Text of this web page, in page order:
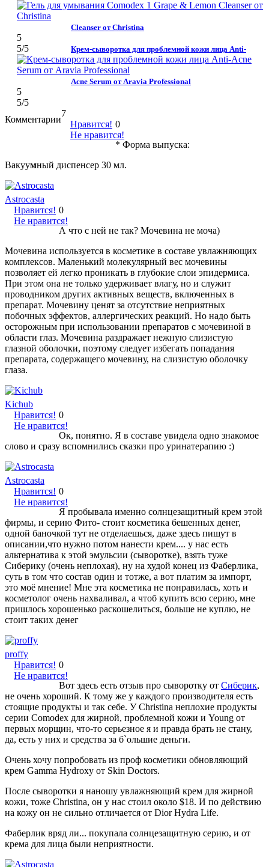
Cleanser от Christina
5
5/5 Крем-сыворотка для проблемной кожи лица Anti-
Acne Serum от Aravia Professional
5
5/5
Комментарии
7
Нравится!
Не нравится!
0
* Форма выпуска:
Вакуумный диспенсер 30 мл.
Astrocasta
Нравится!
Не нравится!
0
А что с ней не так? Мочевина не моча)
Мочевина используется в косметике в составе увлажняющих
комплексов. Маленький молекулярный вес мочевины
позволяет ей легко проникать в глубокие слои эпидермиса.
При этом она не только удерживает влагу, но и служит
проводником других активных веществ, включенных в
препарат. Мочевину ценят за отсутствие неприятных
побочных эффектов, аллергических реакций. Но надо быть
осторожным при использовании препаратов с мочевиной в
области глаз. Мочевина раздражает нежную слизистую
глазной оболочки, поэтому следует избегать попадания
препарата, содержащего мочевину, на слизистую оболочку
глаза.
Kichub
Нравится!
Не нравится!
0
Ок, понятно. Я в составе увидела одно знакомое
слово и сразу вспомнились сказки про уринатерапию :)
Astrocasta
Нравится!
Не нравится!
0
Я пробывала именно солнцезащитный крем этой
фирмы, и серию Фито- стоит косметика бешенных денег,
одной баночкой тут не отделаешься, даже здесь пишут в
описании,что нужно потом нанести крем.... у нас есть
альтернатива к этой эмульсии (сыворотке), взять туже
Сиберику (очень неплохая), ну на худой конец из Фаберлика,
суть в том что состав один и тотже, а вот платим за импорт,
это моё мнение! Мне эта косметика не понравилась, хоть и
косметолог очень нахваливал, а чтоб купить всю серию, мне
пришлось хорошенько раскошелиться, больше не куплю, не
стоит таких денег
proffy
Нравится!
Не нравится!
0
Вот здесь есть отзыв про сыворотку от Сиберик,
не очень хороший. К тому же у каждого производителя есть
стоящие продукты и так себе. У Christina неплохие продукты
серии Comodex для жирной, проблемной кожи и Young от
первых морщин, что-то серьезное я и правда брать не стану,
да, есть у них и средства за б`ольшие деньги.
Очень хочу попробовать из проф косметики обновляющий
крем Gamma Hydroxy от Skin Doctors.
После сыворотки я наношу увлажняющий крем для жирной
кожи, тоже Christina, он у нас стоил около $18. И по действию
на кожу он не сильно отличается от Dior Hydra Life.
Фаберлик вряд ли... покупала солнцезащитную серию, и от
крема для лица были неприятности.